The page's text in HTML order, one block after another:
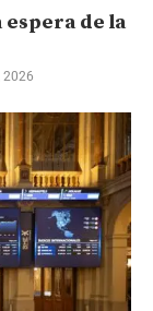
espera de la
2026